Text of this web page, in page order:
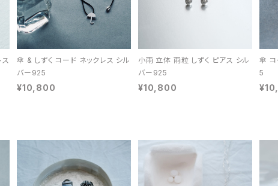
傘 & しずく コード ネックレス シル
バー925
¥10,800
小雨 立体 雨粒 しずく ピアス シル
バー925
¥10,800
傘 コ
5